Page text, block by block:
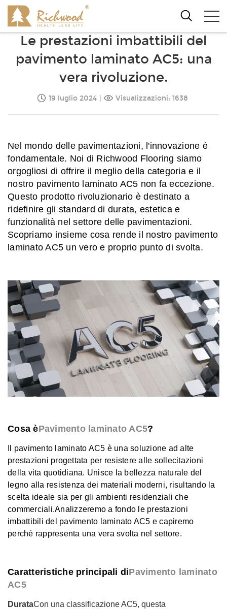
Le prestazioni imbattibili del
pavimento laminato AC5: una
vera rivoluzione.
19 luglio 2024 Visualizzazioni: 1638
Nel mondo delle pavimentazioni, l'innovazione è
fondamentale. Noi di Richwood Flooring siamo
orgogliosi di offrire il meglio della categoria e il
nostro pavimento laminato AC5 non fa eccezione.
Questo prodotto rivoluzionario è destinato a
ridefinire gli standard di durata, estetica e
funzionalità nel settore delle pavimentazioni.
Scopriamo insieme cosa rende il nostro pavimento
laminato AC5 un vero e proprio punto di svolta.
Cosa èPavimento laminato AC5?
Il pavimento laminato AC5 è una soluzione ad alte
prestazioni progettata per resistere alle sollecitazioni
della vita quotidiana. Unisce la bellezza naturale del
legno alla resistenza dei materiali moderni, risultando la
scelta ideale sia per gli ambienti residenziali che
commerciali.Analizzeremo a fondo le prestazioni
imbattibili del pavimento laminato AC5 e capiremo
perché rappresenta una vera svolta nel settore.
Caratteristiche principali diPavimento laminato
AC5
DurataCon una classificazione AC5, questa